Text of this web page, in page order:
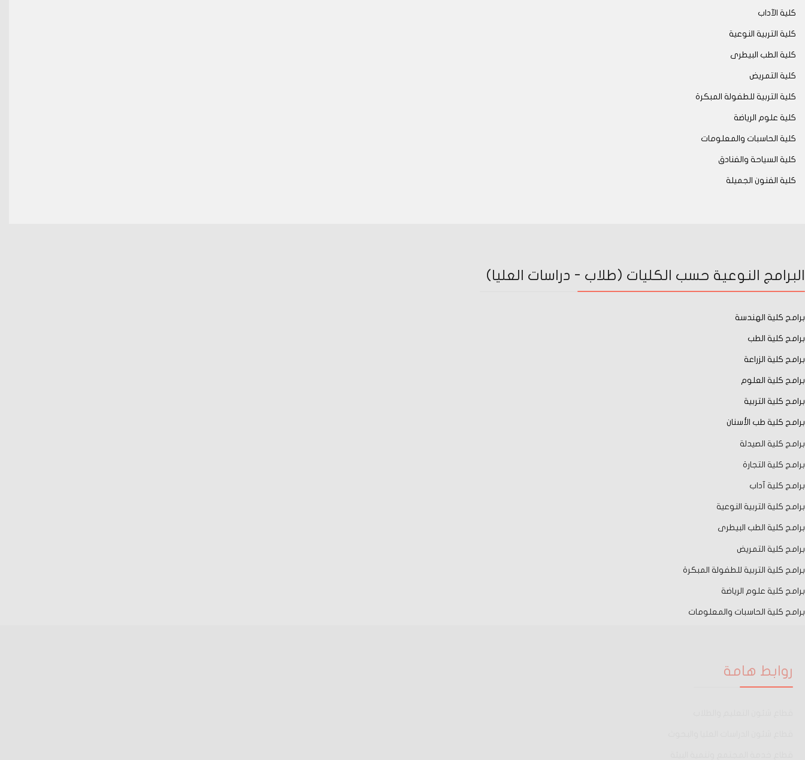
كلية الآداب
كلية التربية النوعية
كلية الطب البيطرى
كلية التمريض
كلية التربية للطفولة المبكرة
كلية علوم الرياضة
كلية الحاسبات والمعلومات
كلية السياحة والفنادق
كلية الفنون الجميلة
البرامج النوعية حسب الكليات (طلاب - دراسات العليا)
برامج كلية الهندسة
برامج كلية الطب
برامج كلية الزراعة
برامج كلية العلوم
برامج كلية التربية
برامج كلية طب الأسنان
برامج كلية الصيدلة
برامج كلية التجارة
برامج كلية آداب
برامج كلية التربية النوعية
برامج كلية الطب البيطرى
برامج كلية التمريض
برامج كلية التربية للطفولة المبكرة
برامج كلية علوم الرياضة
برامج كلية الحاسبات والمعلومات
روابط هامة